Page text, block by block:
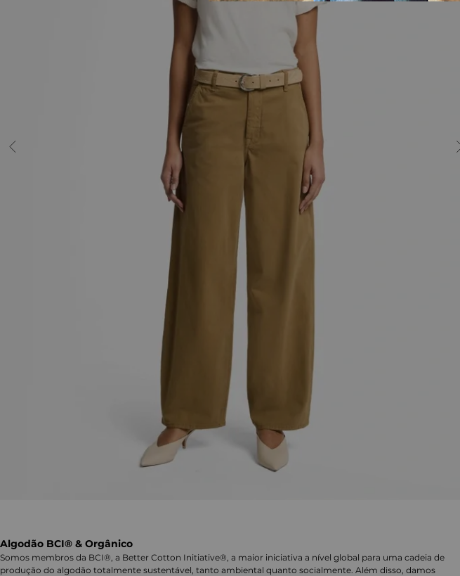
Algodão BCI® & Orgânico
Somos membros da BCI®, a Better Cotton Initiative®, a maior iniciativa a nível global para uma cadeia de
produção do algodão totalmente sustentável, tanto ambiental quanto socialmente. Além disso, damos